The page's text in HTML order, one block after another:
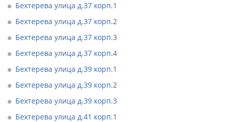
Бехтерева улица д.37 корп.1
Бехтерева улица д.37 корп.2
Бехтерева улица д.37 корп.3
Бехтерева улица д.37 корп.4
Бехтерева улица д.39 корп.1
Бехтерева улица д.39 корп.2
Бехтерева улица д.39 корп.3
Бехтерева улица д.41 корп.1